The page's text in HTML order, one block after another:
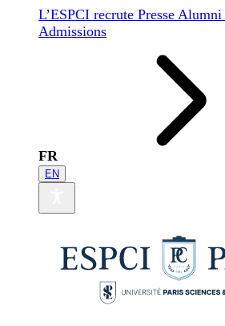
L’ESPCI recrute Presse Alumni
Admissions
FR
EN